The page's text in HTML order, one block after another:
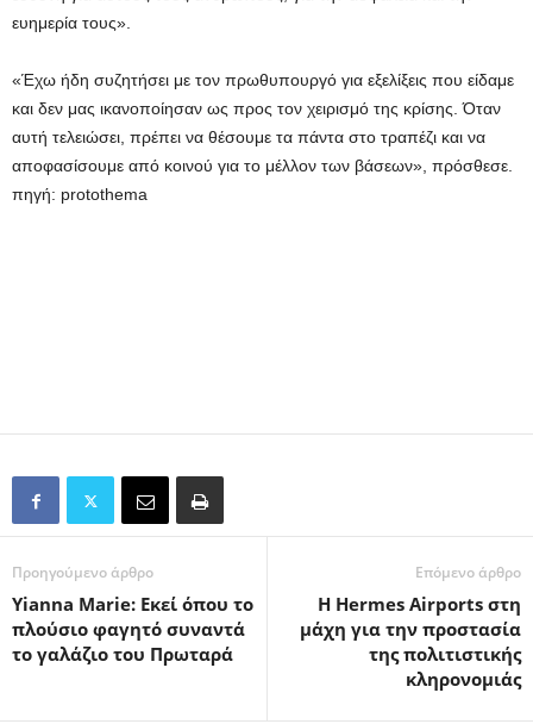
ευημερία τους».
«Έχω ήδη συζητήσει με τον πρωθυπουργό για εξελίξεις που είδαμε
και δεν μας ικανοποίησαν ως προς τον χειρισμό της κρίσης. Όταν
αυτή τελειώσει, πρέπει να θέσουμε τα πάντα στο τραπέζι και να
αποφασίσουμε από κοινού για το μέλλον των βάσεων», πρόσθεσε.
πηγή: protothema
Προηγούμενο άρθρο
Υianna Marie: Εκεί όπου το
πλούσιο φαγητό συναντά
το γαλάζιο του Πρωταρά
Επόμενο άρθρο
Η Hermes Airports στη
μάχη για την προστασία
της πολιτιστικής
κληρονομιάς